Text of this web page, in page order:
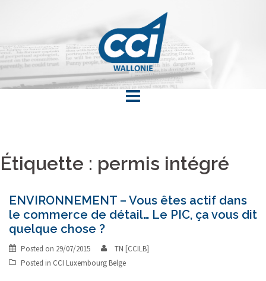
Étiquette : permis intégré
ENVIRONNEMENT – Vous êtes actif dans
le commerce de détail… Le PIC, ça vous dit
quelque chose ?
Posted on 29/07/2015
TN [CCILB]
Posted in CCI Luxembourg Belge